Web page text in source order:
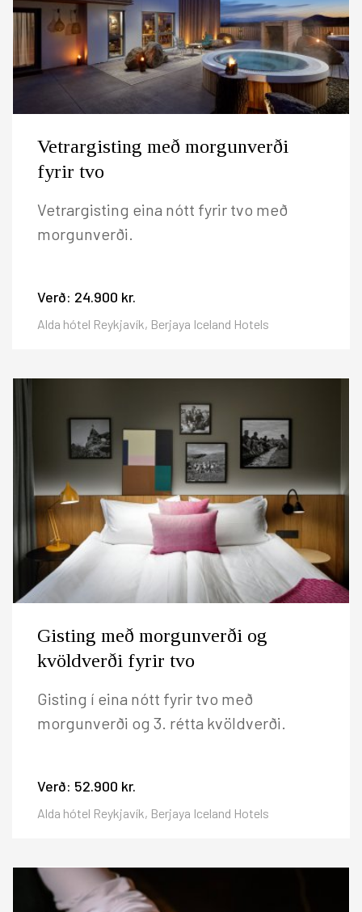
Vetrargisting með morgunverði
fyrir tvo
Vetrargisting eina nótt fyrir tvo með
morgunverði.
Verð: 24.900 kr.
Alda hótel Reykjavík, Berjaya Iceland Hotels
Gisting með morgunverði og
kvöldverði fyrir tvo
Gisting í eina nótt fyrir tvo með
morgunverði og 3. rétta kvöldverði.
Verð: 52.900 kr.
Alda hótel Reykjavík, Berjaya Iceland Hotels